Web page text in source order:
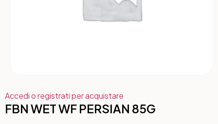
Accedi o registrati per acquistare
FBN WET WF PERSIAN 85G